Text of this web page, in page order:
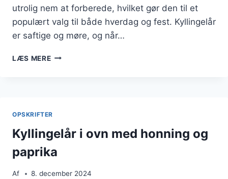
utrolig nem at forberede, hvilket gør den til et
populært valg til både hverdag og fest. Kyllingelår
er saftige og møre, og når…
LÆS MEREKYLLINGELÅR
OPSKRIFTER
Kyllingelår i ovn med honning og
paprika
Af 8. december 2024